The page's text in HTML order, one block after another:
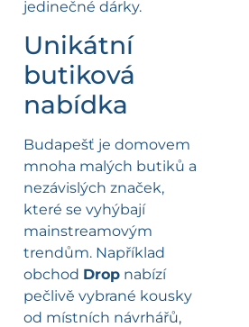
jedinečné dárky.
Unikátní
butiková
nabídka
Budapešť je domovem
mnoha malých butiků a
nezávislých značek,
které se vyhýbají
mainstreamovým
trendům. Například
obchod Drop nabízí
pečlivě vybrané kousky
od místních návrhářů,